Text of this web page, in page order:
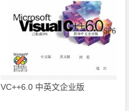
VC++6.0 中英文企业版